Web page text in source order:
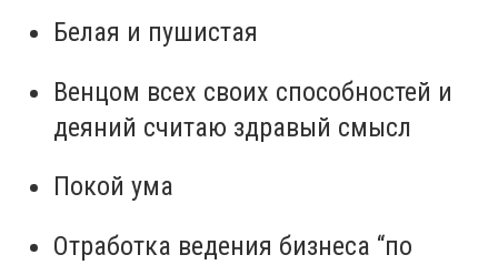
Белая и пушистая
Венцом всех своих способностей и
деяний считаю здравый смысл
Покой ума
Отработка ведения бизнеса “по